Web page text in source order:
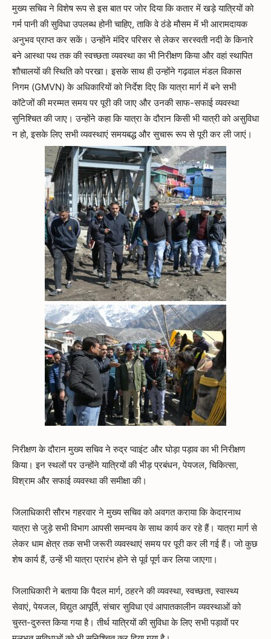
मुख्य सचिव ने विशेष रूप से इस बात पर जोर दिया कि कतार में खड़े यात्रियों को
गर्म पानी की सुविधा उपलब्ध होनी चाहिए, ताकि वे ठंडे मौसम में भी आरामदायक
अनुभव प्राप्त कर सकें। उन्होंने मंदिर परिसर से लेकर सरस्वती नदी के किनारे
बने आस्था पथ तक की स्वच्छता व्यवस्था का भी निरीक्षण किया और वहां स्थापित
शौचालयों की स्थिति को परखा। इसके साथ ही उन्होंने गढ़वाल मंडल विकास
निगम (GMVN) के अधिकारियों को निर्देश दिए कि यात्रा मार्ग में बने सभी
कॉटेजों की मरम्मत समय पर पूरी की जाए और उनकी साफ-सफाई व्यवस्था
सुनिश्चित की जाए। उन्होंने कहा कि यात्रा के दौरान किसी भी यात्री को असुविधा
न हो, इसके लिए सभी व्यवस्थाएं समयबद्ध और सुचारू रूप से पूरी कर ली जाएं।
निरीक्षण के दौरान मुख्य सचिव ने रुद्र प्वाइंट और घोड़ा पड़ाव का भी निरीक्षण
किया। इन स्थलों पर उन्होंने यात्रियों की भीड़ प्रबंधन, पेयजल, चिकित्सा,
विश्राम और सफाई व्यवस्था की समीक्षा की।
जिलाधिकारी सौरभ गहरवार ने मुख्य सचिव को अवगत कराया कि केदारनाथ
यात्रा से जुड़े सभी विभाग आपसी समन्वय के साथ कार्य कर रहे हैं। यात्रा मार्ग से
लेकर धाम क्षेत्र तक सभी जरूरी व्यवस्थाएं समय पर पूरी कर ली गई हैं। जो कुछ
शेष कार्य हैं, उन्हें भी यात्रा प्रारंभ होने से पूर्व पूर्ण कर लिया जाएगा।
जिलाधिकारी ने बताया कि पैदल मार्ग, ठहरने की व्यवस्था, स्वच्छता, स्वास्थ्य
सेवाएं, पेयजल, विद्युत आपूर्ति, संचार सुविधा एवं आपातकालीन व्यवस्थाओं को
चुस्त-दुरुस्त किया गया है। तीर्थ यात्रियों की सुविधा के लिए सभी पड़ावों पर